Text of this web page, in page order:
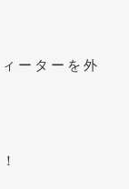
ーターを外